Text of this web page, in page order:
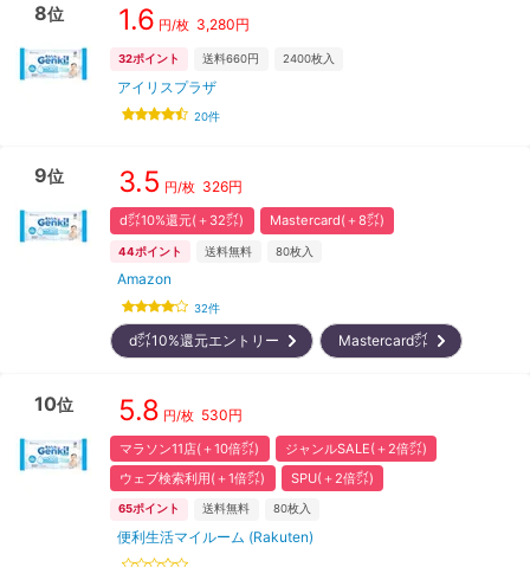
8位 1.6 円/枚 3,280円
32ポイント 送料660円 2400枚入
アイリスプラザ
20件
9位 3.5 円/枚 326円
d㌽10%還元(＋32㌽) Mastercard(＋8㌽)
44ポイント 送料無料 80枚入
Amazon
32件
d㌽10%還元エントリー Mastercard㌽
10位 5.8 円/枚 530円
マラソン11店(＋10倍㌽)
ジャンルSALE(＋2倍㌽)
ウェブ検索利用(＋1倍㌽)
SPU(＋2倍㌽)
65ポイント 送料無料 80枚入
便利生活マイルーム (Rakuten)